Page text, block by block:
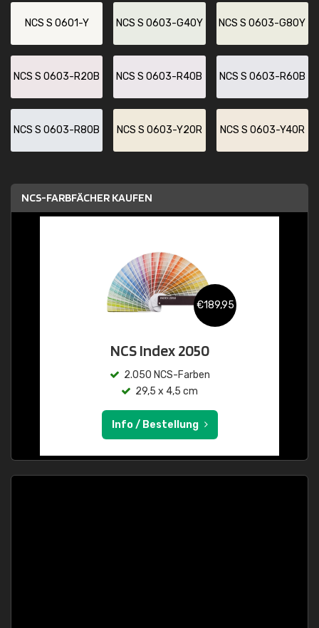
NCS S 0601-Y NCS S 0603-G40Y NCS S 0603-G80Y
NCS S 0603-R20B NCS S 0603-R40B NCS S 0603-R60B
NCS S 0603-R80B NCS S 0603-Y20R NCS S 0603-Y40R
NCS-FARBFÄCHER KAUFEN
€189,95
NCS Index 2050
2.050 NCS-Farben
29,5 x 4,5 cm
Info / Bestellung